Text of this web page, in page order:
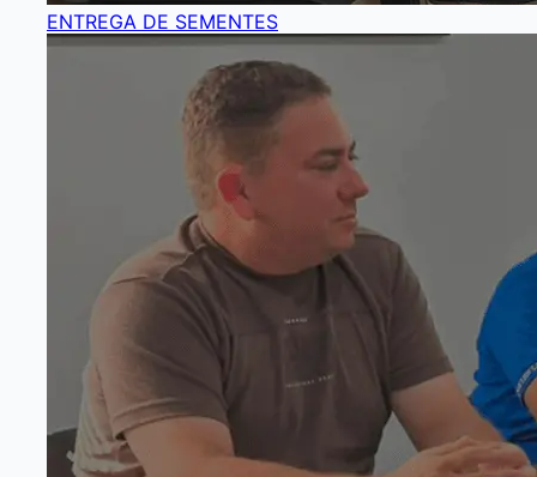
ENTREGA DE SEMENTES